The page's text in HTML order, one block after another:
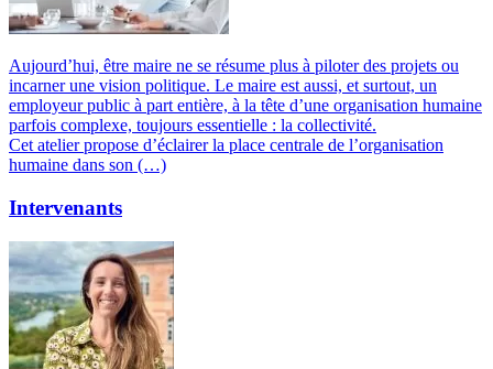
Aujourd’hui, être maire ne se résume plus à piloter des projets ou
incarner une vision politique. Le maire est aussi, et surtout, un
employeur public à part entière, à la tête d’une organisation humaine
parfois complexe, toujours essentielle : la collectivité.
Cet atelier propose d’éclairer la place centrale de l’organisation
humaine dans son (…)
Intervenants